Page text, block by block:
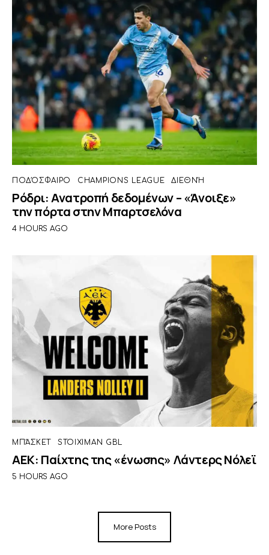
ΠΟΔΌΣΦΑΙΡΟ CHAMPIONS LEAGUE ΔΙΕΘΝΉ
Ρόδρι: Ανατροπή δεδομένων – «Άνοιξε»
την πόρτα στην Μπαρτσελόνα
4 HOURS AGO
ΜΠΆΣΚΕΤ STOIXIMAN GBL
ΑΕΚ: Παίχτης της «ένωσης» Λάντερς Νόλεϊ
5 HOURS AGO
More Posts